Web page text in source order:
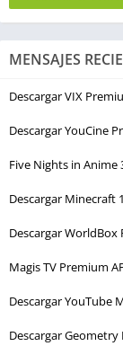
MENSAJES
Descargar VIX
Descargar YouCine
Five Nights in Anime
Descargar Minecraft
Descargar
Magis TV Premium
Descargar YouTube
Descargar Geometry